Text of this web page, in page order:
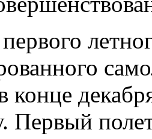
конце
Первый